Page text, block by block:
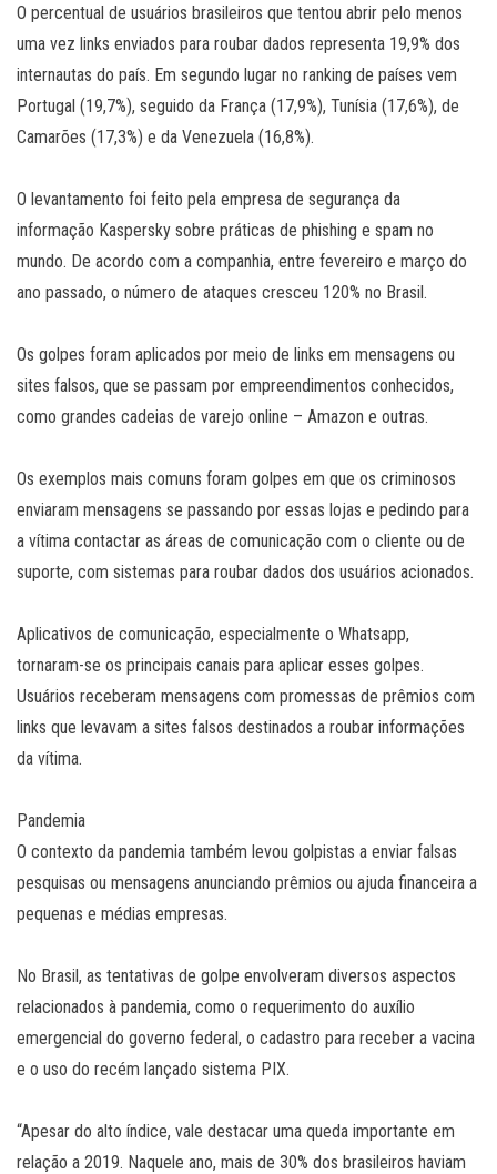
O percentual de usuários brasileiros que tentou abrir pelo menos
uma vez links enviados para roubar dados representa 19,9% dos
internautas do país. Em segundo lugar no ranking de países vem
Portugal (19,7%), seguido da França (17,9%), Tunísia (17,6%), de
Camarões (17,3%) e da Venezuela (16,8%).
O levantamento foi feito pela empresa de segurança da
informação Kaspersky sobre práticas de phishing e spam no
mundo. De acordo com a companhia, entre fevereiro e março do
ano passado, o número de ataques cresceu 120% no Brasil.
Os golpes foram aplicados por meio de links em mensagens ou
sites falsos, que se passam por empreendimentos conhecidos,
como grandes cadeias de varejo online – Amazon e outras.
Os exemplos mais comuns foram golpes em que os criminosos
enviaram mensagens se passando por essas lojas e pedindo para
a vítima contactar as áreas de comunicação com o cliente ou de
suporte, com sistemas para roubar dados dos usuários acionados.
Aplicativos de comunicação, especialmente o Whatsapp,
tornaram-se os principais canais para aplicar esses golpes.
Usuários receberam mensagens com promessas de prêmios com
links que levavam a sites falsos destinados a roubar informações
da vítima.
Pandemia
O contexto da pandemia também levou golpistas a enviar falsas
pesquisas ou mensagens anunciando prêmios ou ajuda financeira a
pequenas e médias empresas.
No Brasil, as tentativas de golpe envolveram diversos aspectos
relacionados à pandemia, como o requerimento do auxílio
emergencial do governo federal, o cadastro para receber a vacina
e o uso do recém lançado sistema PIX.
“Apesar do alto índice, vale destacar uma queda importante em
relação a 2019. Naquele ano, mais de 30% dos brasileiros haviam